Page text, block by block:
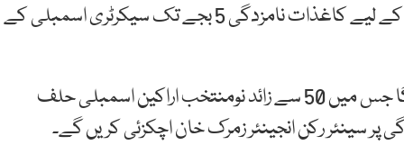
حلف برداری کے بعد اسپیکر اور ڈپٹی اسپیکر کے انتخاب کے لیے کاغذات نامزدگی 5 بجے تک سیکرٹری اسمبلی کے
دوسری جانب بلوچستان اسمبلی کا اجلاس بھی آج ہو گا جس میں 50 سے زائد نومنتخب اراکین اسمبلی حلف
سینئر رکن انجینئر زمرک خان اچکزئی کریں گے۔